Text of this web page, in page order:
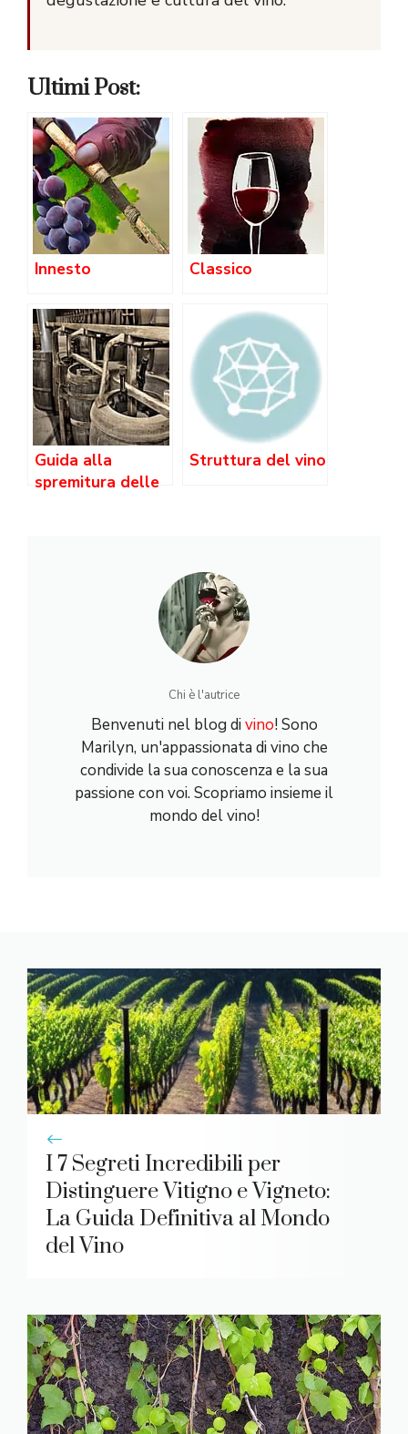
Ultimi Post:
Innesto Classico
Guida alla
spremitura delle
Struttura del vino
Chi è l'autrice
Benvenuti nel blog divino! Sono
Marilyn, un'appassionata di vino che
condivide la sua conoscenza e la sua
passione con voi. Scopriamo insieme il
mondo del vino!
I 7 Segreti Incredibili per
Distinguere Vitigno e Vigneto:
La Guida Definitiva al Mondo
del Vino